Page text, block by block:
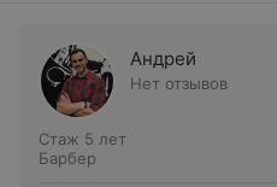
Андрей
Нет отзывов
Стаж 5 лет
Барбер